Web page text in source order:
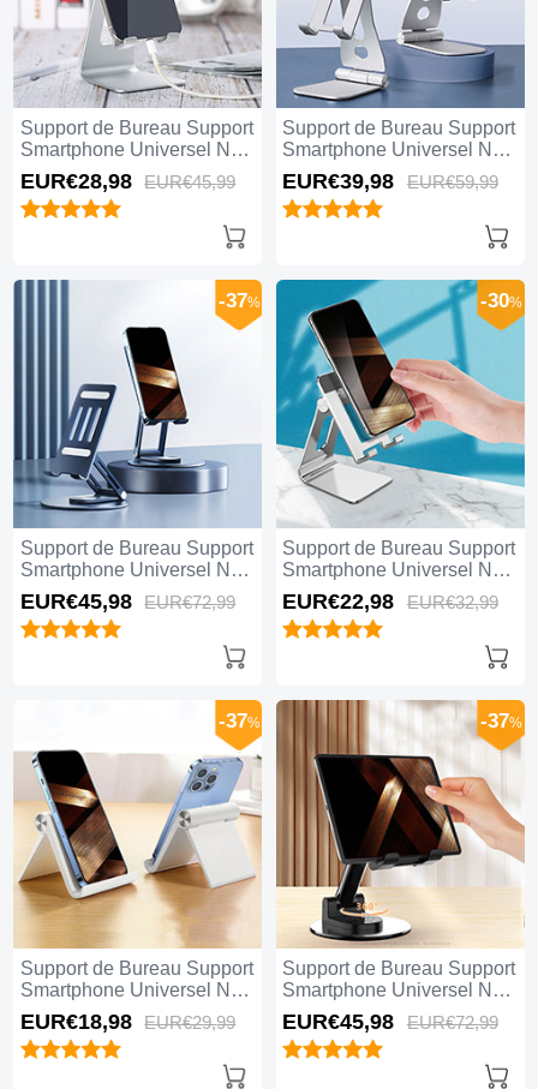
Support de Bureau Support
Smartphone Universel N20
Argent
EUR€28,98 EUR€45,99
Support de Bureau Support
Smartphone Universel N19
Argent
EUR€39,98 EUR€59,99
Support de Bureau Support
Smartphone Universel N18
Gris
-37%
EUR€45,98 EUR€72,99
Support de Bureau Support
Smartphone Universel N17
Argent
-30%
EUR€22,98 EUR€32,99
Support de Bureau Support
Smartphone Universel N16
Blanc
-37%
EUR€18,98 EUR€29,99
Support de Bureau Support
Smartphone Universel N15
Noir
-37%
EUR€45,98 EUR€72,99